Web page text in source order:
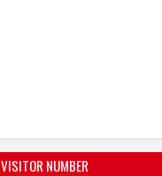
VISITOR NUMBER